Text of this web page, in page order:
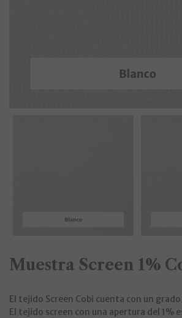
Muestra Screen 1%
El tejido Screen Cobi cuenta con un
El tejido screen con una apertura del 1%